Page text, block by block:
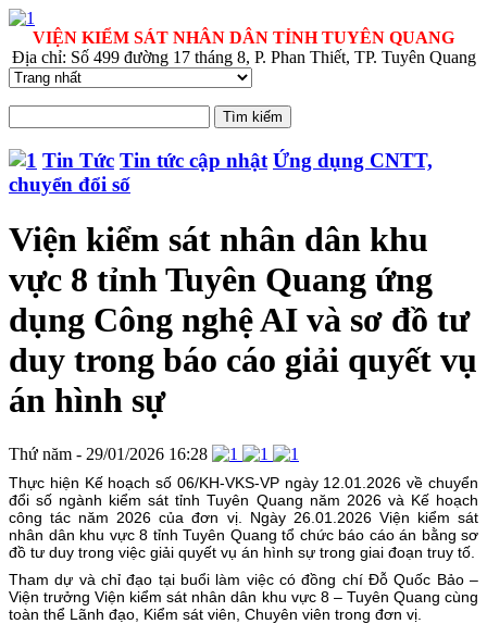
VIỆN KIỂM SÁT NHÂN DÂN TỈNH TUYÊN QUANG
Địa chỉ: Số 499 đường 17 tháng 8, P. Phan Thiết, TP. Tuyên Quang
Tin Tức Tin tức cập nhật Ứng dụng CNTT,
chuyển đổi số
Viện kiểm sát nhân dân khu
vực 8 tỉnh Tuyên Quang ứng
dụng Công nghệ AI và sơ đồ tư
duy trong báo cáo giải quyết vụ
án hình sự
Thứ năm - 29/01/2026 16:28
Thực hiện Kế hoạch số 06/KH-VKS-VP ngày 12.01.2026 về chuyển
đổi số ngành kiểm sát tỉnh Tuyên Quang năm 2026 và Kế hoạch
công tác năm 2026 của đơn vị. Ngày 26.01.2026 Viện kiểm sát
nhân dân khu vực 8 tỉnh Tuyên Quang tổ chức báo cáo án bằng sơ
đồ tư duy trong việc giải quyết vụ án hình sự trong giai đoạn truy tố.
Tham dự và chỉ đạo tại buổi làm việc có đồng chí Đỗ Quốc Bảo –
Viện trưởng Viện kiểm sát nhân dân khu vực 8 – Tuyên Quang cùng
toàn thể Lãnh đạo, Kiểm sát viên, Chuyên viên trong đơn vị.